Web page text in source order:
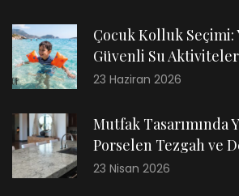
Çocuk Kolluk Seçimi:
Güvenli Su
23 Haziran 2026
Mutfak Tasarımında
Porselen Tezgah ve
23 Nisan 2026